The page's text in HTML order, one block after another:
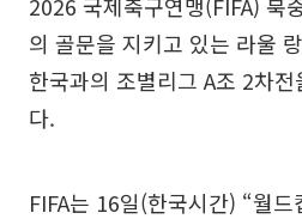
의 골문을 지키고 있는 라울
한국과의 조별리그 A조 2차
다.
FIFA는 16일(한국시간) “월